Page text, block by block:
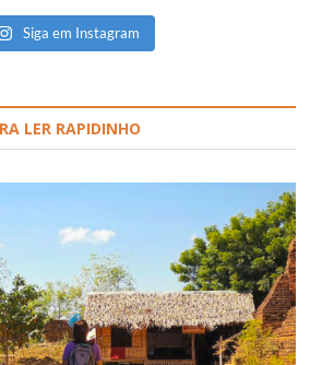
Siga em Instagram
LER RAPIDINHO